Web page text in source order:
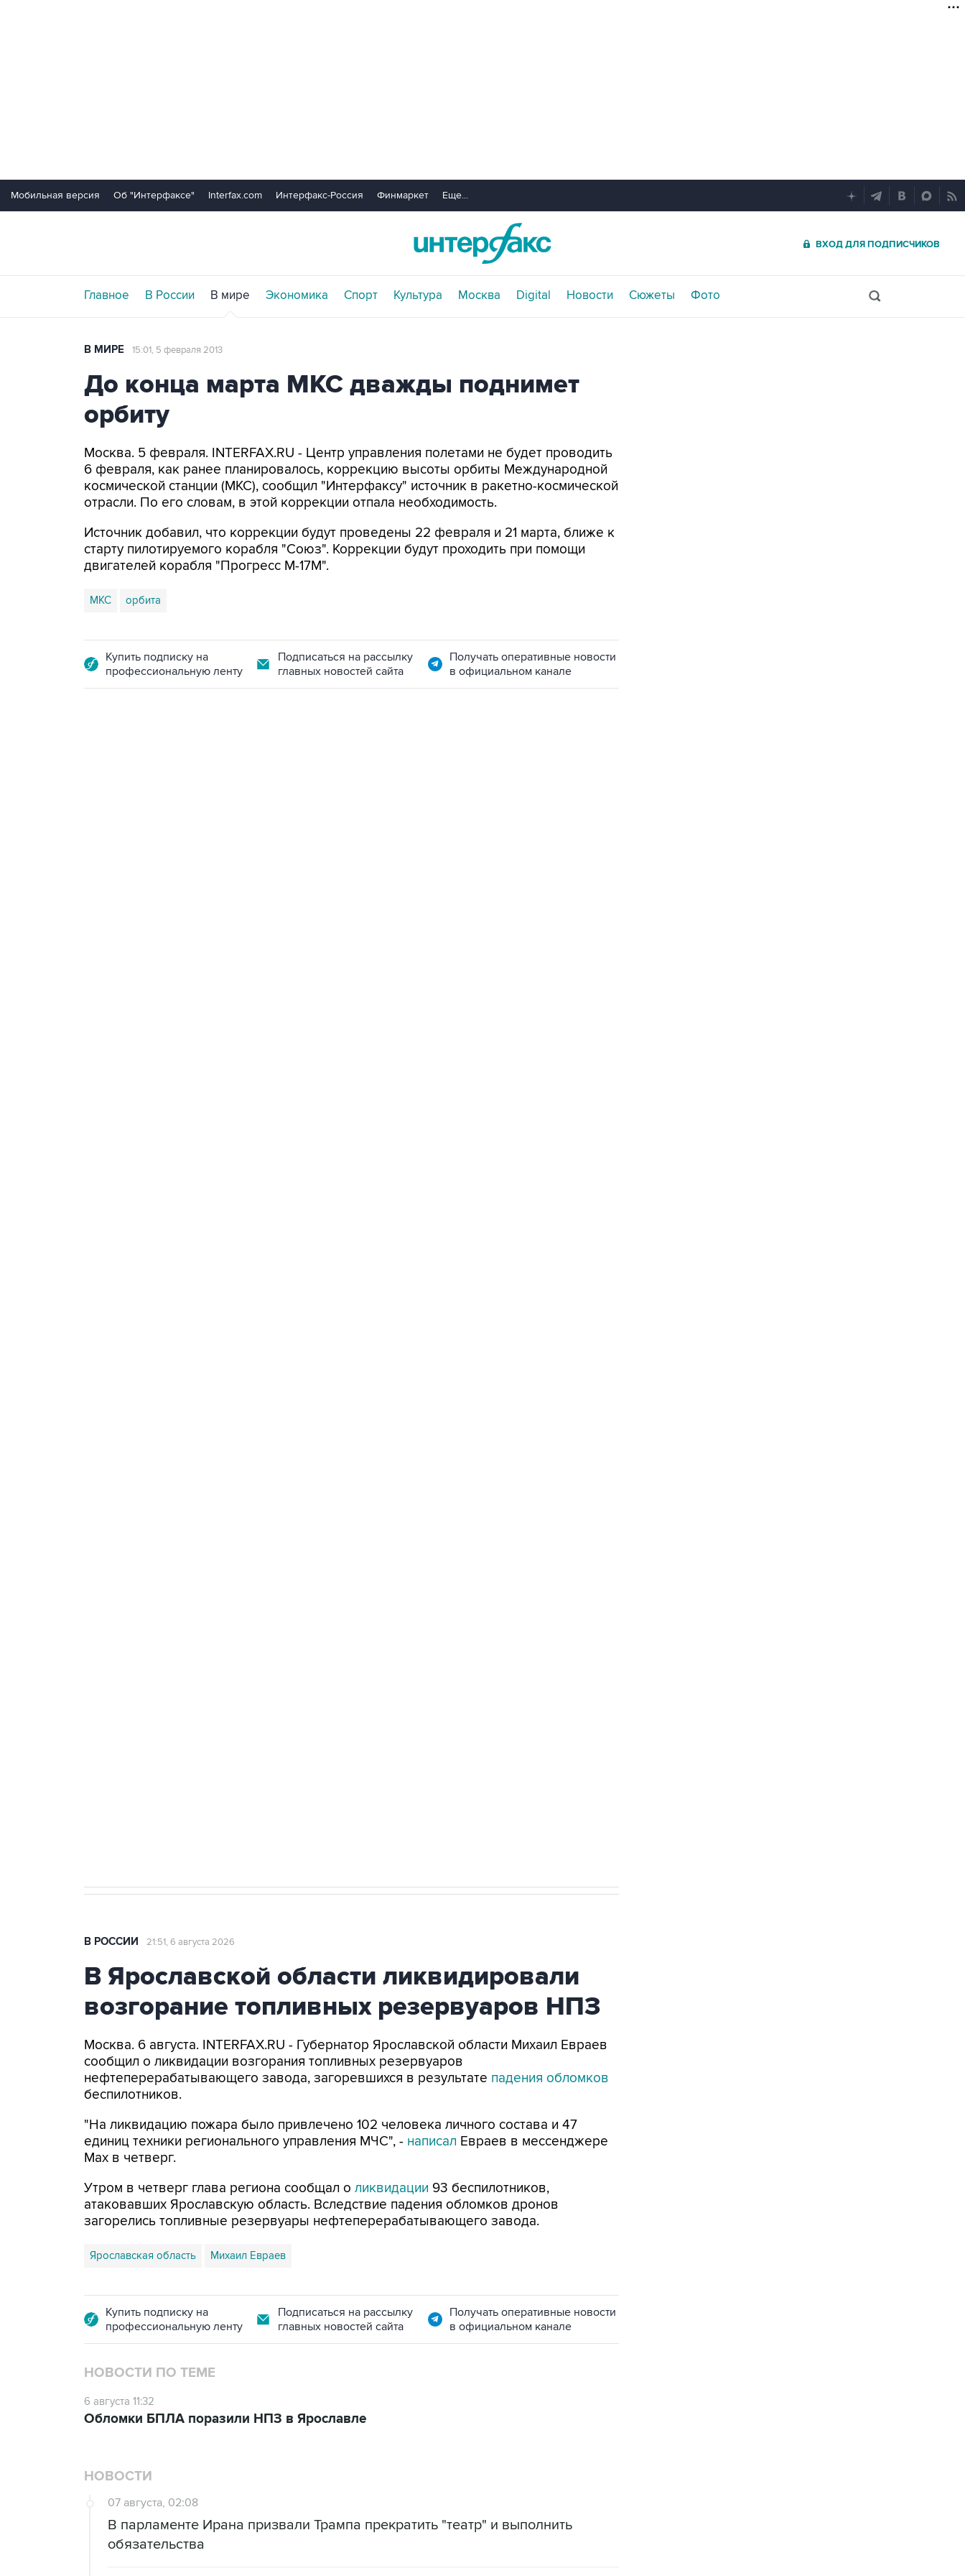
Мобильная версия Об "Интерфаксе" Interfax.com Интерфакс-Россия Финмаркет Еще...
ВХОД ДЛЯ ПОДПИСЧИКОВ
Главное В России В мире Экономика Спорт Культура Москва Digital Новости Сюжеты Фото
В МИРЕ 15:01, 5 февраля 2013
До конца марта МКС дважды поднимет
орбиту
Москва. 5 февраля. INTERFAX.RU - Центр управления полетами не будет проводить
6 февраля, как ранее планировалось, коррекцию высоты орбиты Международной
космической станции (МКС), сообщил "Интерфаксу" источник в ракетно-космической
отрасли. По его словам, в этой коррекции отпала необходимость.
Источник добавил, что коррекции будут проведены 22 февраля и 21 марта, ближе к
старту пилотируемого корабля "Союз". Коррекции будут проходить при помощи
двигателей корабля "Прогресс М-17М".
МКС орбита
Купить подписку на
профессиональную ленту
Подписаться на рассылку
главных новостей сайта
Получать оперативные новости
в официальном канале
В РОССИИ 21:51, 6 августа 2026
В Ярославской области ликвидировали
возгорание топливных резервуаров НПЗ
Москва. 6 августа. INTERFAX.RU - Губернатор Ярославской области Михаил Евраев
сообщил о ликвидации возгорания топливных резервуаров
нефтеперерабатывающего завода, загоревшихся в результате падения обломков
беспилотников.
"На ликвидацию пожара было привлечено 102 человека личного состава и 47
единиц техники регионального управления МЧС", - написал Евраев в мессенджере
Мах в четверг.
Утром в четверг глава региона сообщал о ликвидации 93 беспилотников,
атаковавших Ярославскую область. Вследствие падения обломков дронов
загорелись топливные резервуары нефтеперерабатывающего завода.
Ярославская область Михаил Евраев
Купить подписку на
профессиональную ленту
Подписаться на рассылку
главных новостей сайта
Получать оперативные новости
в официальном канале
НОВОСТИ ПО ТЕМЕ
6 августа 11:32
Обломки БПЛА поразили НПЗ в Ярославле
НОВОСТИ
07 августа, 02:08
В парламенте Ирана призвали Трампа прекратить "театр" и выполнить
обязательства